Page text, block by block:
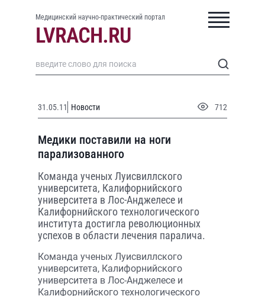
Медицинский научно-практический портал
31.05.11 Новости 712
Медики поставили на ноги
парализованного
Команда ученых Луисвиллского
университета, Калифорнийского
университета в Лос-Анджелесе и
Калифорнийского технологического
института достигла революционных
успехов в области лечения паралича.
Команда ученых Луисвиллского
университета, Калифорнийского
университета в Лос-Анджелесе и
Калифорнийского технологического